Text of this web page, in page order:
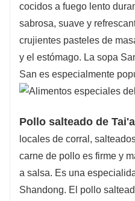
cocidos a fuego lento
sabrosa, suave y
crujientes pasteles de
y el estómago. La sopa
San es especialmente
Pollo salteado de
locales de corral,
carne de pollo es firme y
a salsa. Es una
Shandong. El pollo